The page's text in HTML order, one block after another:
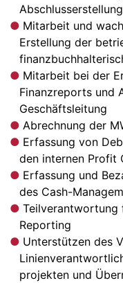
Abschlusserstellung
Mitarbeit und
Erstellung der
Mitarbeit bei der
Finanzreports und
Geschäftsleitung
Abrechnung der
Erfassung von
den internen Profit
Erfassung und
des Cash-
Teilverantwortung
Reporting
Unterstützen des
projekten und